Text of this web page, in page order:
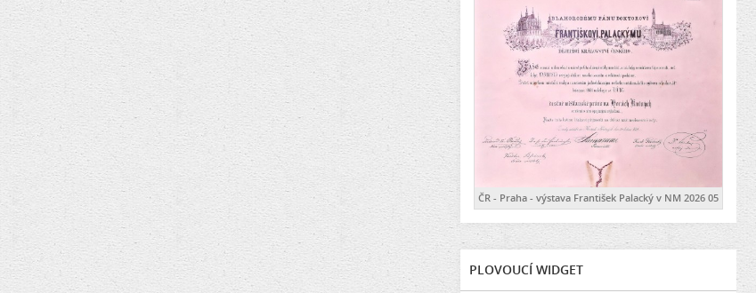
ČR - Praha - výstava František Palacký v NM 2026 05
PLOVOUCÍ WIDGET